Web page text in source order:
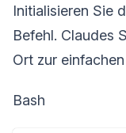
Initialisieren Sie
Befehl. Claudes
Ort zur
Bash